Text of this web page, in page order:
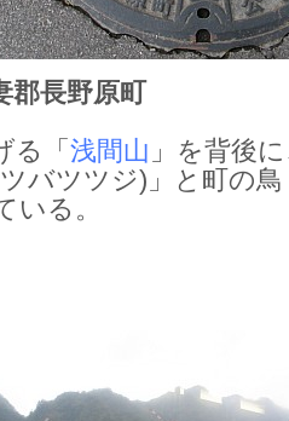
郡長野原町
る「 浅間山 」を背後
バツツジ)」と町の
いる。